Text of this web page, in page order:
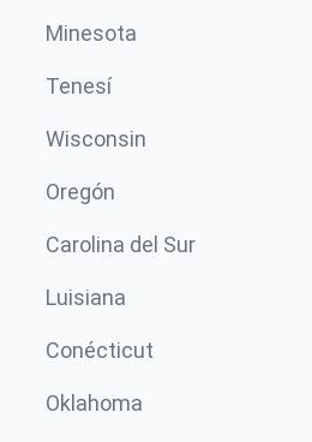
Minesota
Tenesí
Wisconsin
Oregón
Carolina del Sur
Luisiana
Conécticut
Oklahoma